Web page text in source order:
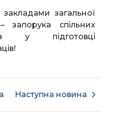
загальної
запорука спільних
у підготовці
Наступна новина